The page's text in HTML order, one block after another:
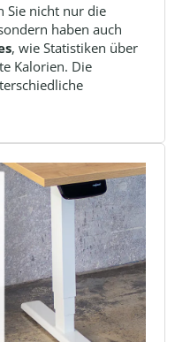
Sie nicht nur die
haben auch
, wie Statistiken über
Kalorien. Die